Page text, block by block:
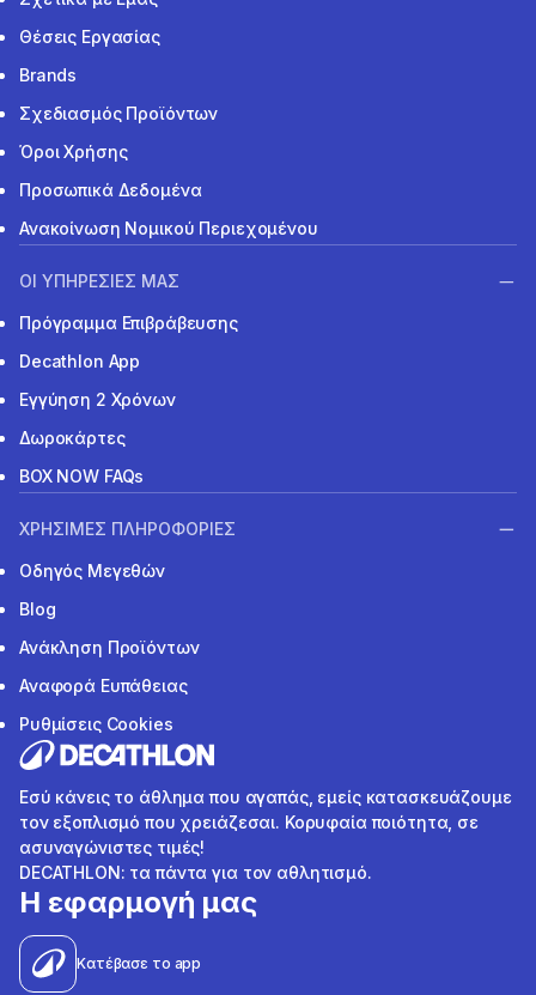
Θέσεις Εργασίας
Brands
Σχεδιασμός Προϊόντων
Όροι Χρήσης
Προσωπικά Δεδομένα
Ανακοίνωση Νομικού Περιεχομένου
ΟΙ ΥΠΗΡΕΣΙΕΣ ΜΑΣ
Πρόγραμμα Επιβράβευσης
Decathlon App
Εγγύηση 2 Χρόνων
Δωροκάρτες
BOX NOW FAQs
ΧΡΗΣΙΜΕΣ ΠΛΗΡΟΦΟΡΙΕΣ
Οδηγός Μεγεθών
Blog
Ανάκληση Προϊόντων
Αναφορά Ευπάθειας
Ρυθμίσεις Cookies
Εσύ κάνεις το άθλημα που αγαπάς, εμείς κατασκευάζουμε
τον εξοπλισμό που χρειάζεσαι. Κορυφαία ποιότητα, σε
ασυναγώνιστες τιμές!
DECATHLON: τα πάντα για τον αθλητισμό.
Η εφαρμογή μας
Κατέβασε το app